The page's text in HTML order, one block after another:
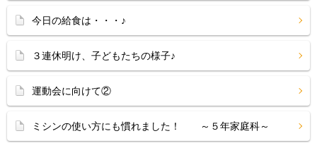
今日の給食は・・・♪
３連休明け、子どもたちの様子♪
運動会に向けて②
ミシンの使い方にも慣れました！ ～５年家庭科～